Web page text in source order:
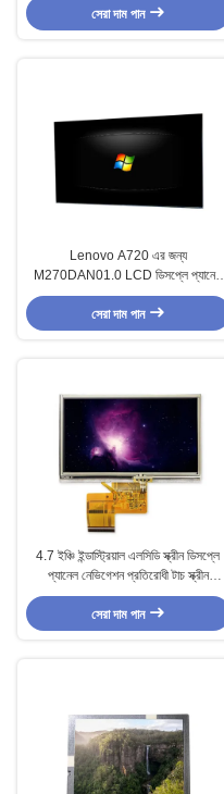
সেরা দাম পান
Lenovo A720 এর জন্য
M270DAN01.0 LCD ডিসপ্লে প্যানেল
2560x1440
সেরা দাম পান
4.7 ইঞ্চি ইন্ডাস্ট্রিয়াল এলসিডি স্ক্রীন ডিসপ্লে
প্যানেল নেভিগেশন প্রতিরোধী টাচ স্ক্রীন
TM047NBH
সেরা দাম পান